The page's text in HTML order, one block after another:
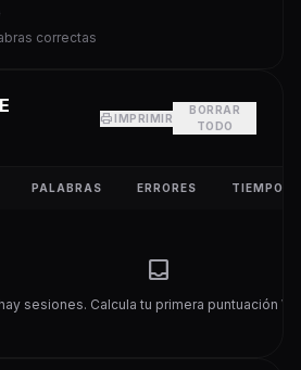
correctas
printIMPRIMIR
BORRAR
TODO
PALABRAS ERRORES TIEMPO
inbox
sesiones. Calcula tu primera puntuación